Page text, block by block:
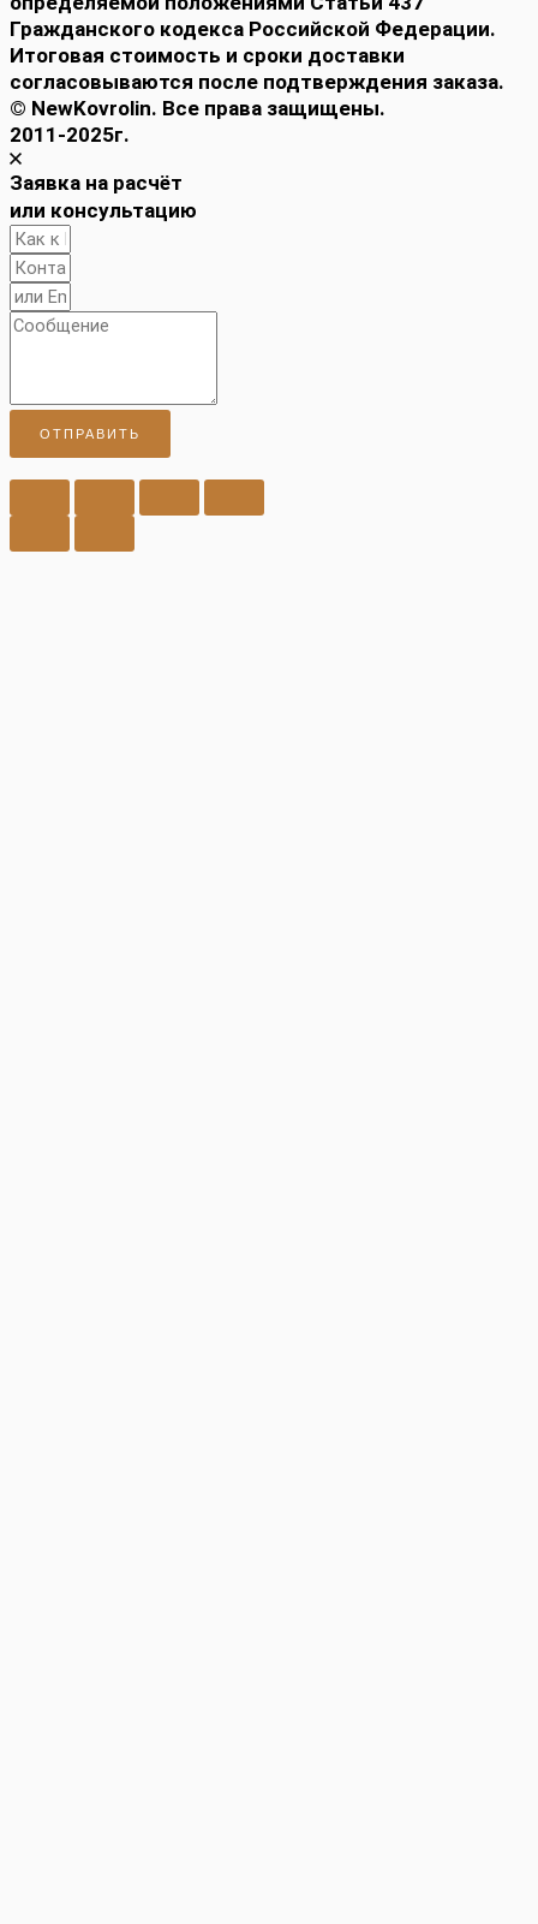
Гражданского кодекса Российской Федерации.
Итоговая стоимость и сроки доставки
согласовываются после подтверждения заказа.
© NewKovrolin. Все права защищены.
2011-2025г.
Заявка на расчёт
или консультацию
ОТПРАВИТЬ